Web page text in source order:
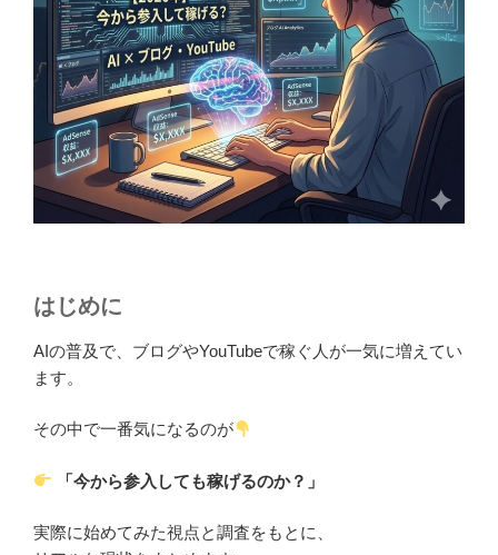
はじめに
AIの普及で、ブログやYouTubeで稼ぐ人が一気に増えてい
ます。
その中で一番気になるのが
「今から参入しても稼げるのか？」
実際に始めてみた視点と調査をもとに、